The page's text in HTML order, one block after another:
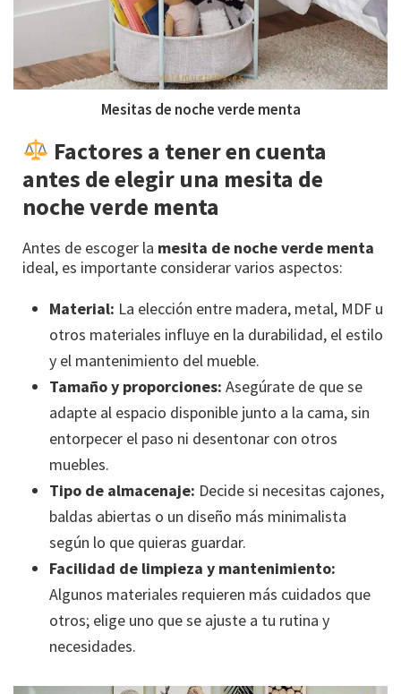
Mesitas de noche verde menta
Factores a tener en cuenta
antes de elegir una mesita de
noche verde menta
Antes de escoger la mesita de noche verde menta
ideal, es importante considerar varios aspectos:
Material: La elección entre madera, metal, MDF u
otros materiales influye en la durabilidad, el estilo
y el mantenimiento del mueble.
Tamaño y proporciones: Asegúrate de que se
adapte al espacio disponible junto a la cama, sin
entorpecer el paso ni desentonar con otros
muebles.
Tipo de almacenaje: Decide si necesitas cajones,
baldas abiertas o un diseño más minimalista
según lo que quieras guardar.
Facilidad de limpieza y mantenimiento:
Algunos materiales requieren más cuidados que
otros; elige uno que se ajuste a tu rutina y
necesidades.